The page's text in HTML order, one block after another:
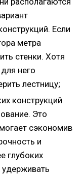
Если
метра
стенки. Хотя
него
лестницу;
конструкций
Это
сэкономив
и
глубоких
удерживать